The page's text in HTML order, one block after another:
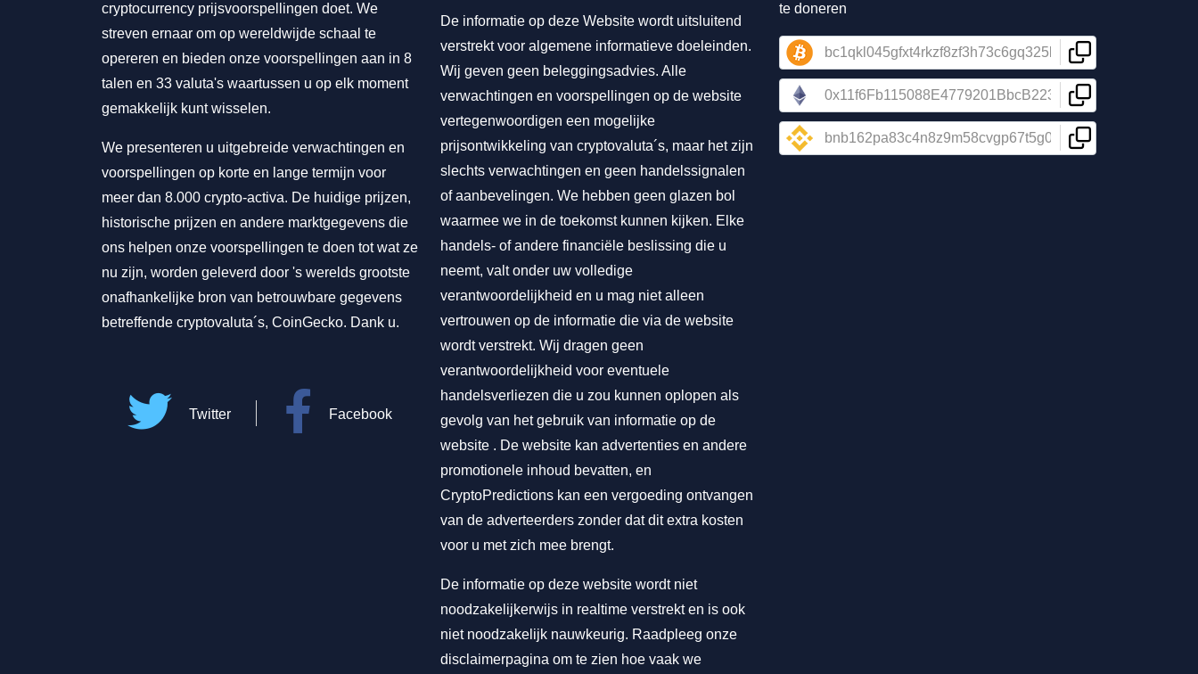
cryptocurrency prijsvoorspellingen doet. We
streven ernaar om op wereldwijde schaal te
opereren en bieden onze voorspellingen aan in 8
talen en 33 valuta's waartussen u op elk moment
gemakkelijk kunt wisselen.
We presenteren u uitgebreide verwachtingen en
voorspellingen op korte en lange termijn voor
meer dan 8.000 crypto-activa. De huidige prijzen,
historische prijzen en andere marktgegevens die
ons helpen onze voorspellingen te doen tot wat ze
nu zijn, worden geleverd door 's werelds grootste
onafhankelijke bron van betrouwbare gegevens
betreffende cryptovaluta´s, CoinGecko. Dank u.
Twitter Facebook
De informatie op deze Website wordt uitsluitend
verstrekt voor algemene informatieve doeleinden.
Wij geven geen beleggingsadvies. Alle
verwachtingen en voorspellingen op de website
vertegenwoordigen een mogelijke
prijsontwikkeling van cryptovaluta´s, maar het zijn
slechts verwachtingen en geen handelssignalen
of aanbevelingen. We hebben geen glazen bol
waarmee we in de toekomst kunnen kijken. Elke
handels- of andere financiële beslissing die u
neemt, valt onder uw volledige
verantwoordelijkheid en u mag niet alleen
vertrouwen op de informatie die via de website
wordt verstrekt. Wij dragen geen
verantwoordelijkheid voor eventuele
handelsverliezen die u zou kunnen oplopen als
gevolg van het gebruik van informatie op de
website . De website kan advertenties en andere
promotionele inhoud bevatten, en
CryptoPredictions kan een vergoeding ontvangen
van de adverteerders zonder dat dit extra kosten
voor u met zich mee brengt.
De informatie op deze website wordt niet
noodzakelijkerwijs in realtime verstrekt en is ook
niet noodzakelijk nauwkeurig. Raadpleeg onze
disclaimerpagina om te zien hoe vaak we
te doneren